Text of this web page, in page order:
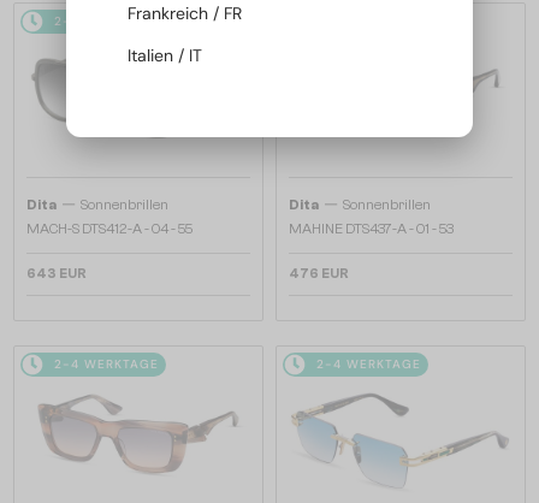
2-4 WERKTAGE
Dita — Sonnenbrillen
MACH-S DTS412-A - 04 - 55
643 EUR
Dita — Sonnenbrillen
MAHINE DTS437-A - 01 - 53
476 EUR
2-4 WERKTAGE 2-4 WERKTAGE
Frankreich / FR
Italien / IT